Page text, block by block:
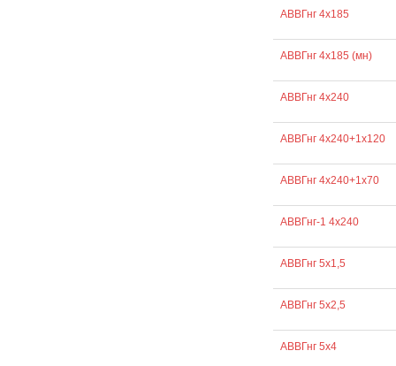
АВВГнг 4х185
АВВГнг 4х185 (мн)
АВВГнг 4х240
АВВГнг 4х240+1х120
АВВГнг 4х240+1х70
АВВГнг-1 4х240
АВВГнг 5х1,5
АВВГнг 5х2,5
АВВГнг 5х4